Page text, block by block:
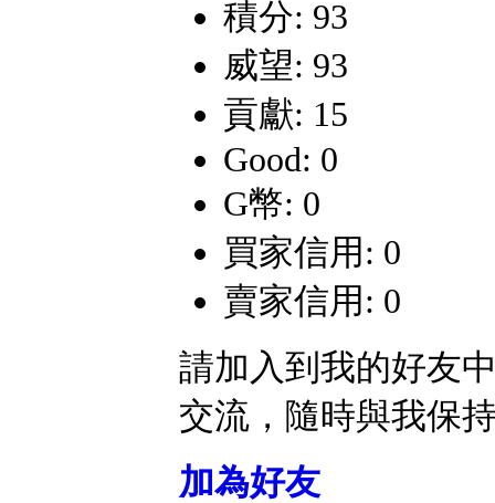
積分: 93
威望: 93
貢獻: 15
Good: 0
G幣: 0
買家信用: 0
賣家信用: 0
請加入到我的好友
交流，隨時與我保
加為好友